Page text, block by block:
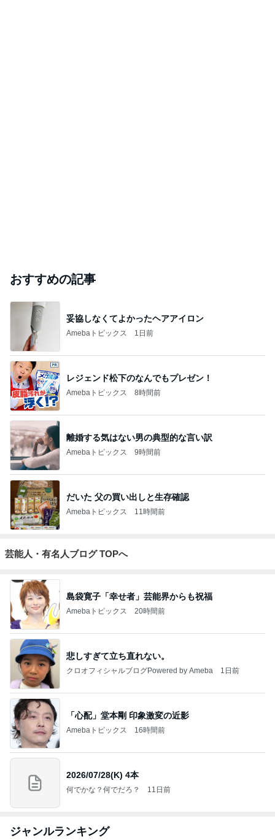
おすすめの記事
妥協しなくてよかったヘアアイロン
Amebaトピックス 1日前
レジェンド松下のなんでもプレゼン！
Amebaトピックス 8時間前
離婚する気はない男の典型的な言い訳
Amebaトピックス 9時間前
だいた 父の買い出しと生存確認
Amebaトピックス 11時間前
芸能人・有名人ブログ TOPへ
島袋寛子「幸せ者」芸能界からも祝福
Amebaトピックス 20時間前
悲しすぎて立ち直れない。
クロオフィシャルブログPowered by Ameba 1日前
「心配」堂本剛 印象激変の近影
Amebaトピックス 16時間前
2026/07/28(K) 4本
何でかな？何でだろ？ 11日前
ジャンルランキング